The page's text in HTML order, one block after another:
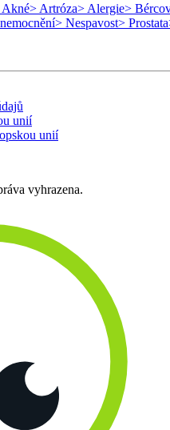
Akné> Artróza> Alergie>
> Nespavost> Prostata
unií
unií
vyhrazena.